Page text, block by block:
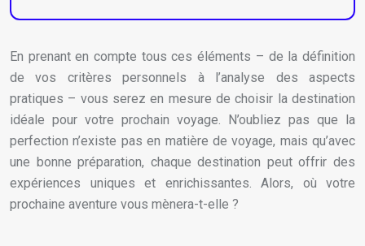
En prenant en compte tous ces éléments – de la définition
de vos critères personnels à l’analyse des aspects
pratiques – vous serez en mesure de choisir la destination
idéale pour votre prochain voyage. N’oubliez pas que la
perfection n’existe pas en matière de voyage, mais qu’avec
une bonne préparation, chaque destination peut offrir des
expériences uniques et enrichissantes. Alors, où votre
prochaine aventure vous mènera-t-elle ?